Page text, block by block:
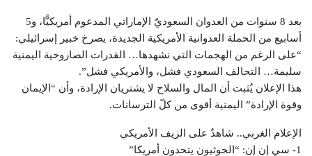
بعد 8 سنوات من العدوان السعوديّ الإماراتي المدعوم أمريكيًّا، و5
أسابيع من الحملة العدوانية الأمريكية الجديدة، يصرخ خبير إسرائيلي:
“على الرغم من الهجمات التي نشهدها… القدرات الصاروخية اليمنية
سليمة… التحالف السعودي فشل، والأمريكي فشل”.
هذا الإعلان يُثبت أن المال والسلاح لا يشتريان الإرادة، وأن “الإيمان
وقوة الإرادة” اليمنية أقوى من كلّ الترسانات.
الإعلام الغربي.. شاهدٌ على الزيف الأمريكي
1- سي إن إن: “الحوثيون يتحدون أمريكا”